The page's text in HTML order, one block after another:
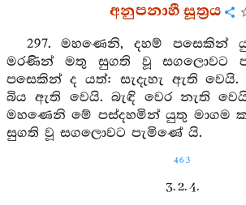
අනුපනාහී සූත්‍රය
297. මහණෙනි, දහම් පසෙකින්
මරණින් මතු සුගති වූ සගලොවට
පසෙකින් ද යත්: සැදැහැ ඇති
බිය ඇති වෙයි. බැඳි වෙර නැති
මහණෙනි මේ පස්දහමින් යුතු මාගම
සුගති වූ සගලොවට පැමිණේ යි.
463
3. 2. 4.